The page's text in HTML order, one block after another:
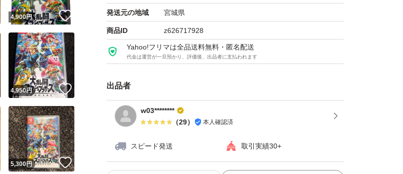
発送元の地域 宮城県
商品ID z626717928
Yahoo!フリマは全品送料無料・匿名配送
代金は運営が一旦預かり、評価後、出品者に支払われます
出品者
w03********
（29） 本人確認済
スピード発送 取引実績30+
いね！
4,900円
いいね！
4,950円 いいね！
いね！
5,300円 いいね！